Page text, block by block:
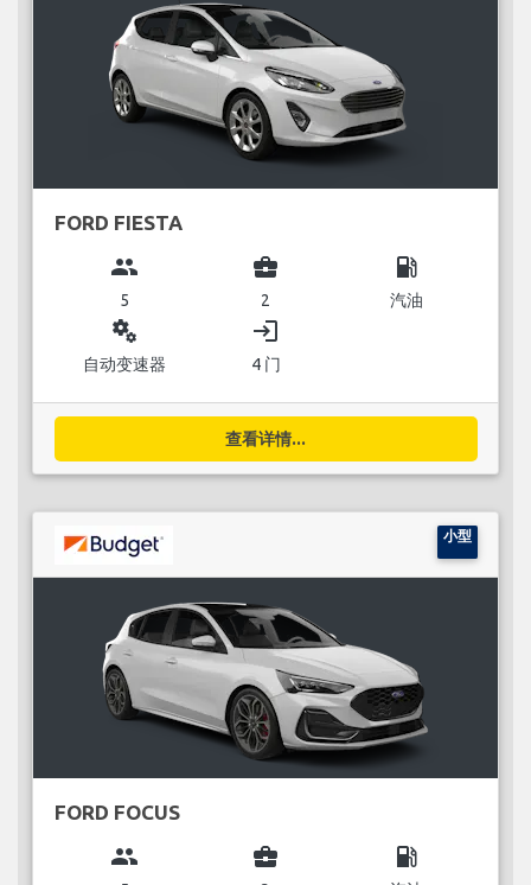
FORD FIESTA
group
5
business_center
2
local_gas_station
汽油
miscellaneous_services
自动变速器
login
4 门
查看详情...
小型
FORD FOCUS
group business_center local_gas_station